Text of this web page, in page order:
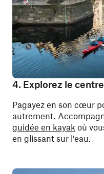
4. Explorez le
Pagayez en son cœur
autrement.
guidée en kayak où
en glissant sur l’eau.